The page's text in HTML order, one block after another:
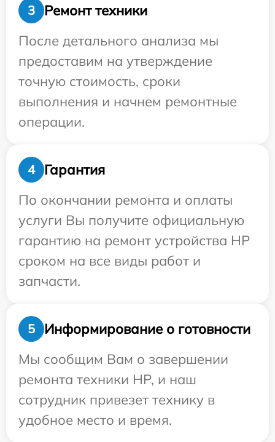
3
Ремонт техники
После детального анализа мы
предоставим на утверждение
точную стоимость, сроки
выполнения и начнем ремонтные
операции.
4
Гарантия
По окончании ремонта и оплаты
услуги Вы получите официальную
гарантию на ремонт устройства HP
сроком на все виды работ и
запчасти.
5
Информирование о готовности
Мы сообщим Вам о завершении
ремонта техники HP, и наш
сотрудник привезет технику в
удобное место и время.